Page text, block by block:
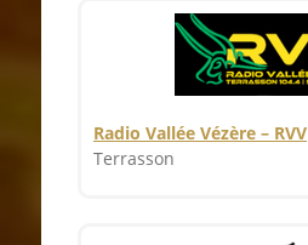
Radio Vallée Vézère – RVV
Terrasson